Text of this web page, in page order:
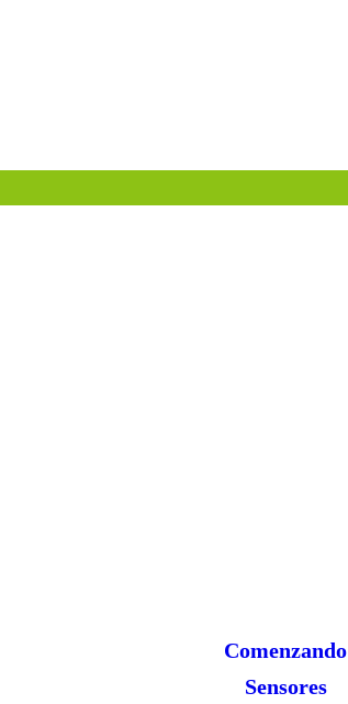
Comenzando
Sensores